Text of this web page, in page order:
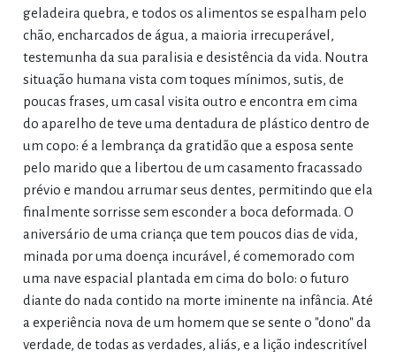
geladeira quebra, e todos os alimentos se espalham pelo
chão, encharcados de água, a maioria irrecuperável,
testemunha da sua paralisia e desistência da vida. Noutra
situação humana vista com toques mínimos, sutis, de
poucas frases, um casal visita outro e encontra em cima
do aparelho de teve uma dentadura de plástico dentro de
um copo: é a lembrança da gratidão que a esposa sente
pelo marido que a libertou de um casamento fracassado
prévio e mandou arrumar seus dentes, permitindo que ela
finalmente sorrisse sem esconder a boca deformada. O
aniversário de uma criança que tem poucos dias de vida,
minada por uma doença incurável, é comemorado com
uma nave espacial plantada em cima do bolo: o futuro
diante do nada contido na morte iminente na infância. Até
a experiência nova de um homem que se sente o "dono" da
verdade, de todas as verdades, aliás, e a lição indescritível